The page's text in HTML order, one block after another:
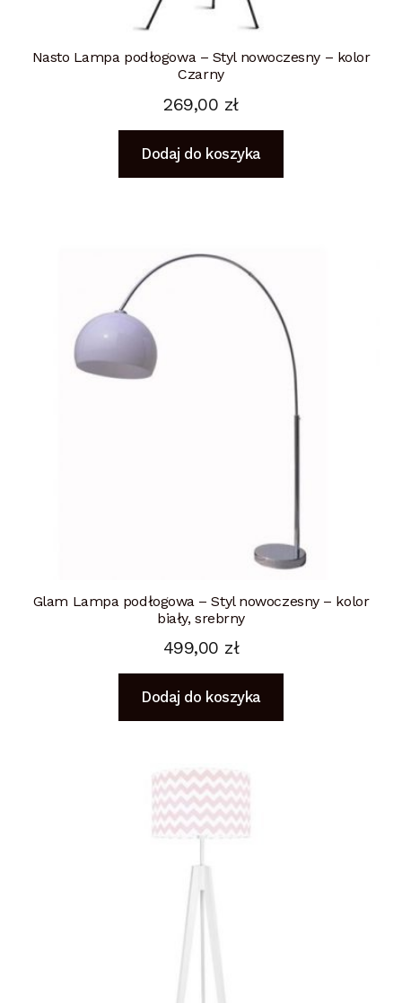
Nasto Lampa podłogowa – Styl nowoczesny – kolor
Czarny
269,00 zł
Dodaj do koszyka
Glam Lampa podłogowa – Styl nowoczesny – kolor
biały, srebrny
499,00 zł
Dodaj do koszyka